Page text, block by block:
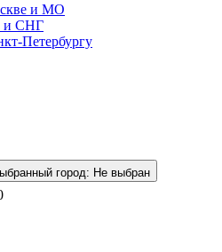
и МО
и СНГ
Петербургу
город: Не выбран